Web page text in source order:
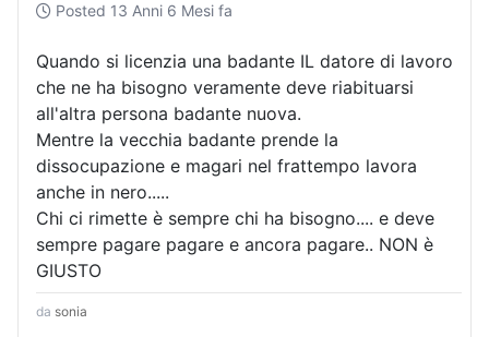
Posted 13 Anni 6 Mesi fa
Quando si licenzia una badante IL datore di lavoro
che ne ha bisogno veramente deve riabituarsi
all'altra persona badante nuova.
Mentre la vecchia badante prende la
dissocupazione e magari nel frattempo lavora
anche in nero.....
Chi ci rimette è sempre chi ha bisogno.... e deve
sempre pagare pagare e ancora pagare.. NON è
GIUSTO
da sonia